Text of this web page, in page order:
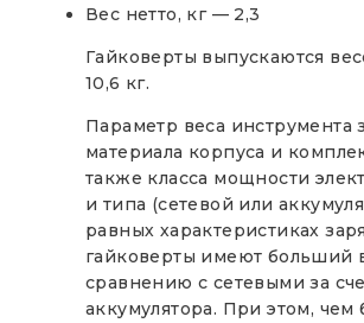
Вес нетто, кг — 2,3
Гайковерты выпускаются
10,6 кг.
Параметр веса инструмента
материала корпуса и
также класса мощности
и типа (сетевой или
равных характеристиках
гайковерты имеют больший
сравнению с сетевыми за
аккумулятора. При этом, чем